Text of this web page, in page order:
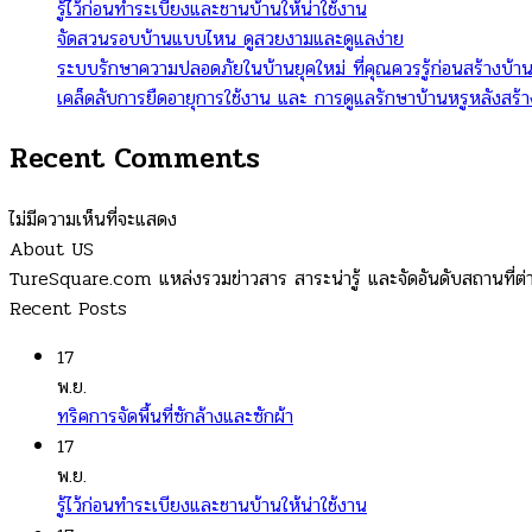
รู้ไว้ก่อนทำระเบียงและชานบ้านให้น่าใช้งาน
จัดสวนรอบบ้านแบบไหน ดูสวยงามและดูแลง่าย
ระบบรักษาความปลอดภัยในบ้านยุคใหม่ ที่คุณควรรู้ก่อนสร้างบ้าน
เคล็ดลับการยืดอายุการใช้งาน และ การดูแลรักษาบ้านหรูหลังสร้า
Recent Comments
ไม่มีความเห็นที่จะแสดง
About US
TureSquare.com แหล่งรวมข่าวสาร สาระน่ารู้ และจัดอันดับสถานที่ต่
Recent Posts
17
พ.ย.
ทริคการจัดพื้นที่ซักล้างและซักผ้า
17
พ.ย.
รู้ไว้ก่อนทำระเบียงและชานบ้านให้น่าใช้งาน